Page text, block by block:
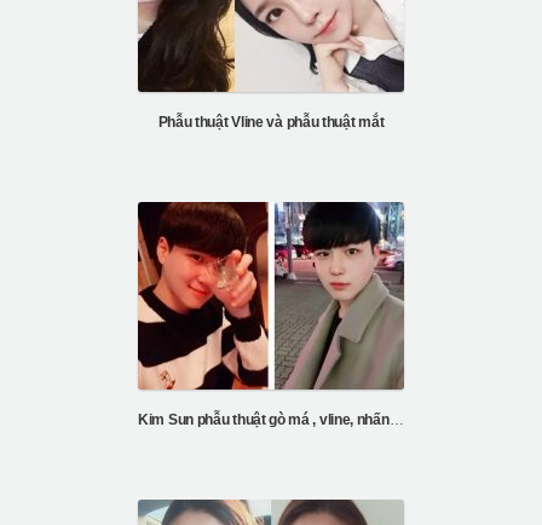
Phẫu thuật Vline và phẫu thuật mắt
Kim Sun phẫu thuật gò má , vline, nhấn mý và phẫu thuật mũi nam giới